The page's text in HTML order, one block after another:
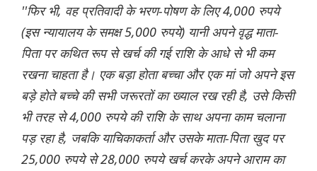
''फिर भी, वह प्रतिवादी के भरण-पोषण के लिए 4,000 रुपये
(इस न्यायालय के समक्ष 5,000 रुपये) यानी अपने वृद्ध माता-
पिता पर कथित रूप से खर्च की गई राशि के आधे से भी कम
रखना चाहता है। एक बड़ा होता बच्चा और एक मां जो अपने इस
बड़े होते बच्चे की सभी जरूरतों का ख्याल रख रही है, उसे किसी
भी तरह से 4,000 रुपये की राशि के साथ अपना काम चलाना
पड़ रहा है, जबकि याचिकाकर्ता और उसके माता-पिता खुद पर
25,000 रुपये से 28,000 रुपये खर्च करके अपने आराम का